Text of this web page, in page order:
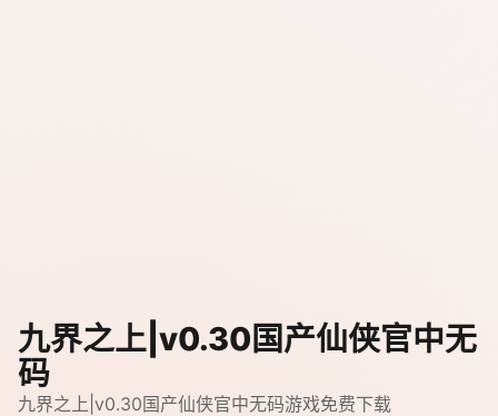
九界之上|v0.30国产仙侠官中无
码
九界之上|v0.30国产仙侠官中无码游戏免费下载